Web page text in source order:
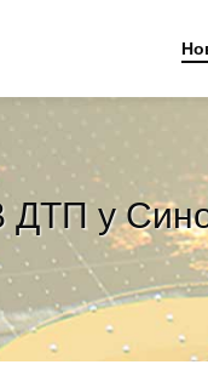
ДТП у